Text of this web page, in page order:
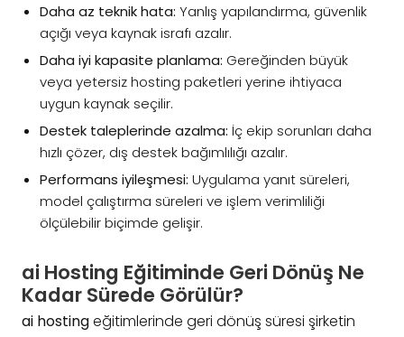
Daha az teknik hata: Yanlış yapılandırma, güvenlik
açığı veya kaynak israfı azalır.
Daha iyi kapasite planlama: Gereğinden büyük
veya yetersiz hosting paketleri yerine ihtiyaca
uygun kaynak seçilir.
Destek taleplerinde azalma: İç ekip sorunları daha
hızlı çözer, dış destek bağımlılığı azalır.
Performans iyileşmesi: Uygulama yanıt süreleri,
model çalıştırma süreleri ve işlem verimliliği
ölçülebilir biçimde gelişir.
ai Hosting Eğitiminde Geri Dönüş Ne
Kadar Sürede Görülür?
ai hostingeğitimlerinde geri dönüş süresi şirketin